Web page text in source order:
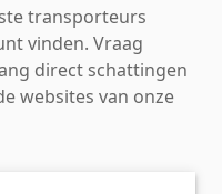
transporteurs
vinden. Vraag
direct schattingen
websites van onze